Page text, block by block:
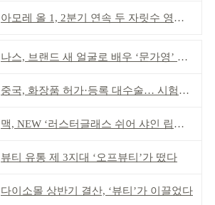
아모레 올 1, 2분기 연속 두 자릿수 영업이익률 기록
나스, 브랜드 새 얼굴로 배우 ‘문가영’ 발탁
중국, 화장품 허가·등록 대수술… 시험자료 공용 허용
맥, NEW ‘러스터글래스 쉬어 샤인 립스틱’ 출시
뷰티 유통 제 3지대 ‘오프뷰티’가 떴다
다이소몰 상반기 결산, ‘뷰티’가 이끌었다